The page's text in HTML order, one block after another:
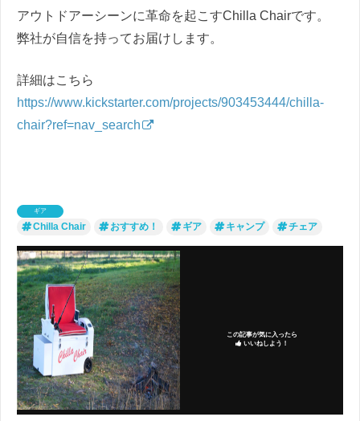
アウトドアーシーンに革命を起こすChilla Chairです。
弊社が自信を持ってお届けします。
詳細はこちら
https://www.kickstarter.com/projects/903453444/chilla-
chair?ref=nav_search
ギア
Chilla Chair おすすめ！ ギア キャンプ チェア
この記事が気に入ったら
いいねしよう！